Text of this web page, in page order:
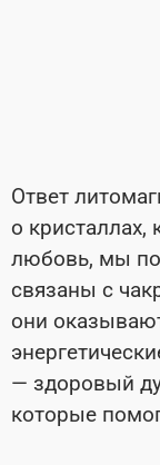
Ответ
о
любовь, мы
связаны с
они
— здоровый
которые